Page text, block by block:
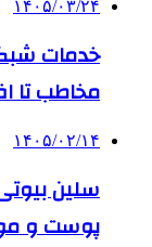
۱۴۰۵/۰۳/۲۴
مخاطب تا
۱۴۰۵/۰۲/۱۴
سلین
پوست و مو